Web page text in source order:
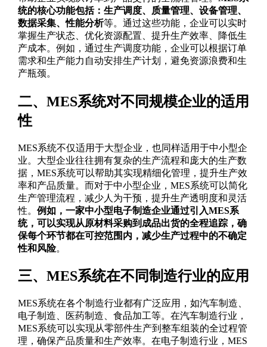
统的核心功能包括：生产调度、质量管理、设备管理、
数据采集、性能分析等。通过这些功能，企业可以实时
掌握生产状态、优化资源配置、提升生产效率、降低生
产成本。例如，通过生产调度功能，企业可以根据订单
需求和生产能力自动安排生产计划，避免资源浪费和生
产瓶颈。
二、MES系统对不同规模企业的适用
性
MES系统不仅适用于大型企业，也同样适用于中小型企
业。大型企业往往拥有复杂的生产流程和庞大的生产数
据，MES系统可以帮助其实现精细化管理，提升生产效
率和产品质量。而对于中小型企业，MES系统可以简化
生产管理流程，减少人为干预，提升生产透明度和灵活
性。 例如，一家中小型电子制造企业通过引入MES系
统，可以实现从原材料采购到成品出货的全程追踪，确
保每个环节都在可控范围内，减少生产过程中的不确定
性和风险。
三、MES系统在不同制造行业的应用
MES系统在各个制造行业都有广泛应用，如汽车制造、
电子制造、医药制造、食品加工等。在汽车制造行业，
MES系统可以实现从零部件生产到整车组装的全过程管
理，确保产品质量和生产效率。在电子制造行业，MES